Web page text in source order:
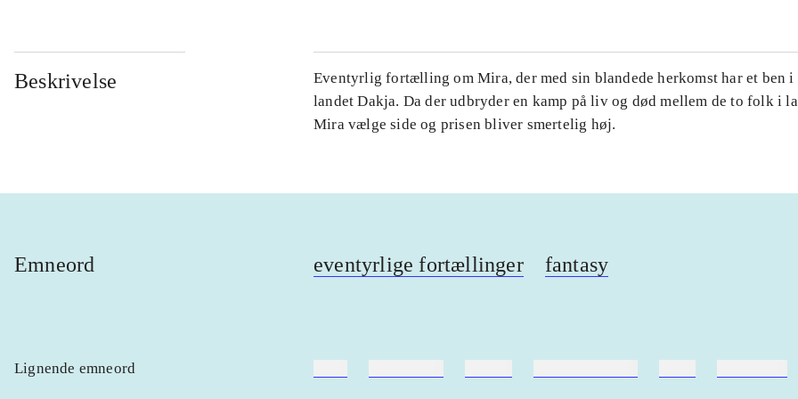
Beskrivelse
Eventyrlig fortælling om Mira, der med sin blandede herkomst har et ben
landet Dakja. Da der udbryder en kamp på liv og død mellem de to folk i
Mira vælge side og prisen bliver smertelig høj.
Emneord eventyrlige fortællinger fantasy
Lignende emneord